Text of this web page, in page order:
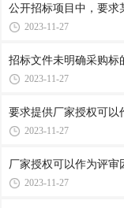
公开招标项目中，要求
2023-11-27
招标文件未明确采购标
2023-11-27
要求提供厂家授权可以
2023-11-27
厂家授权可以作为评审
2023-11-27